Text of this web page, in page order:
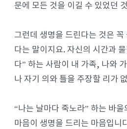
문에 모든 것을 이길 수 있었던
그런데 생명을 드린다는 것은
다는 말이지요. 자신의 시간과
다” 하는 사람이 내 가족, 나와
나 자기 의와 틀을 주장할 리가
“나는 날마다 죽노라” 하는 바
마음이 생명을 드리는 마음입니